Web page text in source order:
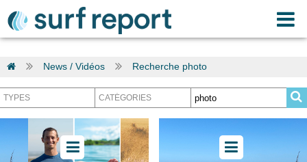
News / Vidéos Recherche photo